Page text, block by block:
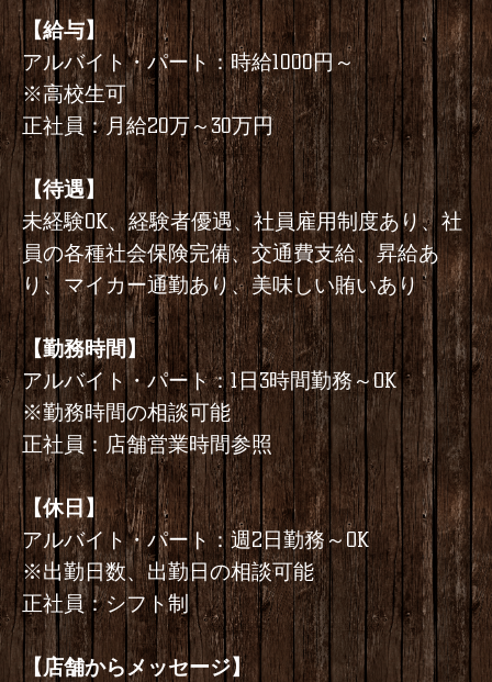
【給与】
アルバイト・パート：時給1000円～
※高校生可
正社員：月給20万～30万円
【待遇】
未経験OK、経験者優遇、社員雇用制度あり、社
員の各種社会保険完備、交通費支給、昇給あ
り、マイカー通勤あり、美味しい賄いあり
【勤務時間】
アルバイト・パート：1日3時間勤務～OK
※勤務時間の相談可能
正社員：店舗営業時間参照
【休日】
アルバイト・パート：週2日勤務～OK
※出勤日数、出勤日の相談可能
正社員：シフト制
【店舗からメッセージ】